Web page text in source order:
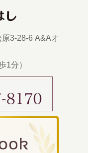
3-28-6 A&Aオ
1分）